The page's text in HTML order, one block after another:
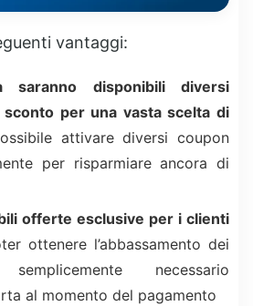
vantaggi:
saranno disponibili diversi
per una vasta scelta di
attivare diversi coupon
per risparmiare ancora di
offerte esclusive per i clienti
ottenere l’abbassamento dei
necessario
al momento del pagamento